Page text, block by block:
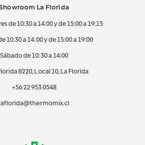
La Florida
de 10:30 a 14:00 y de 15:00 a 19:15
10:30 a 14:00 y de 15:00 a 19:00
Sábado de 10:30 a 14:00
8220, Local 10, La Florida
+56 22 953 0548
laflorida@thermomix.cl